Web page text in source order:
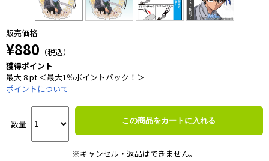
販売価格
¥880 （税込）
獲得ポイント
最大 8 pt ＜最大1％ポイントバック！＞
ポイントについて
数量 この商品をカートに入れる
※キャンセル・返品はできません。